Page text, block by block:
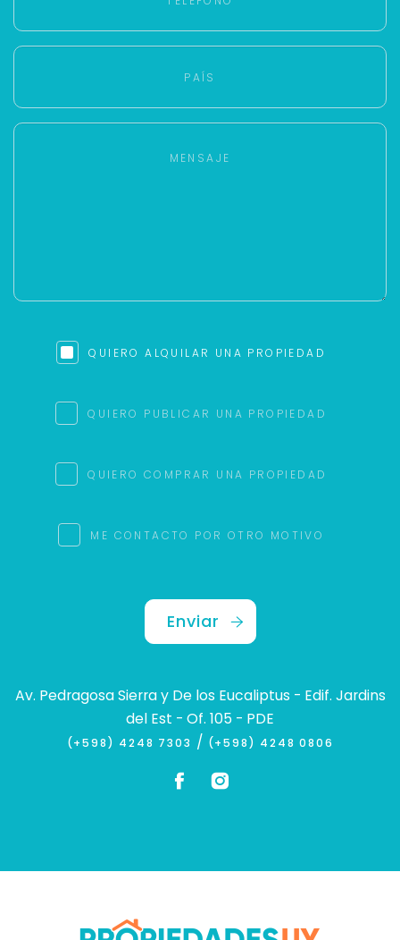
QUIERO ALQUILAR UNA PROPIEDAD
QUIERO PUBLICAR UNA PROPIEDAD
QUIERO COMPRAR UNA PROPIEDAD
ME CONTACTO POR OTRO MOTIVO
Enviar
Av. Pedragosa Sierra y De los Eucaliptus - Edif. Jardins
del Est - Of. 105 - PDE
(+598) 4248 7303 / (+598) 4248 0806